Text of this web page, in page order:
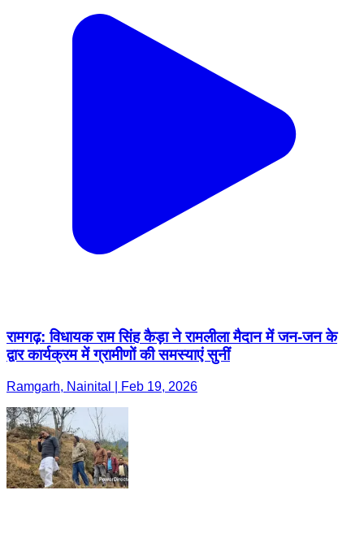
रामगढ़: विधायक राम सिंह कैड़ा ने रामलीला मैदान में जन-जन के
द्वार कार्यक्रम में ग्रामीणों की समस्याएं सुनीं
Ramgarh, Nainital | Feb 19, 2026